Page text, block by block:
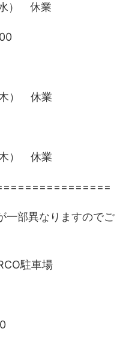
水） 休業
木） 休業
木） 休業
一部異なりますのでご
駐車場